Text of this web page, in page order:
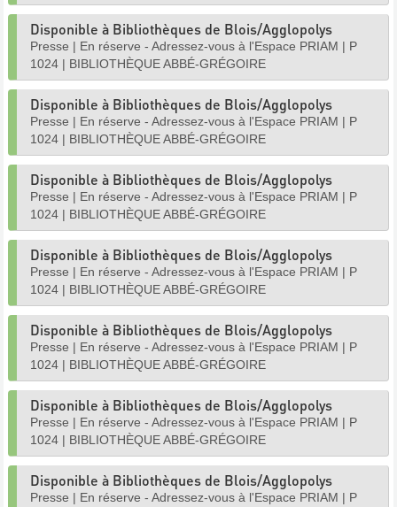
Disponible à Bibliothèques de Blois/Agglopolys
Presse | En réserve - Adressez-vous à l'Espace PRIAM | P
1024 | BIBLIOTHÈQUE ABBÉ-GRÉGOIRE
Disponible à Bibliothèques de Blois/Agglopolys
Presse | En réserve - Adressez-vous à l'Espace PRIAM | P
1024 | BIBLIOTHÈQUE ABBÉ-GRÉGOIRE
Disponible à Bibliothèques de Blois/Agglopolys
Presse | En réserve - Adressez-vous à l'Espace PRIAM | P
1024 | BIBLIOTHÈQUE ABBÉ-GRÉGOIRE
Disponible à Bibliothèques de Blois/Agglopolys
Presse | En réserve - Adressez-vous à l'Espace PRIAM | P
1024 | BIBLIOTHÈQUE ABBÉ-GRÉGOIRE
Disponible à Bibliothèques de Blois/Agglopolys
Presse | En réserve - Adressez-vous à l'Espace PRIAM | P
1024 | BIBLIOTHÈQUE ABBÉ-GRÉGOIRE
Disponible à Bibliothèques de Blois/Agglopolys
Presse | En réserve - Adressez-vous à l'Espace PRIAM | P
1024 | BIBLIOTHÈQUE ABBÉ-GRÉGOIRE
Disponible à Bibliothèques de Blois/Agglopolys
Presse | En réserve - Adressez-vous à l'Espace PRIAM | P